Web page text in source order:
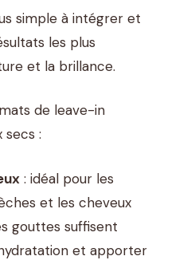
simple à intégrer et
les plus
et la brillance.
de leave-in
secs :
: idéal pour les
et les cheveux
gouttes suffisent
et apporter